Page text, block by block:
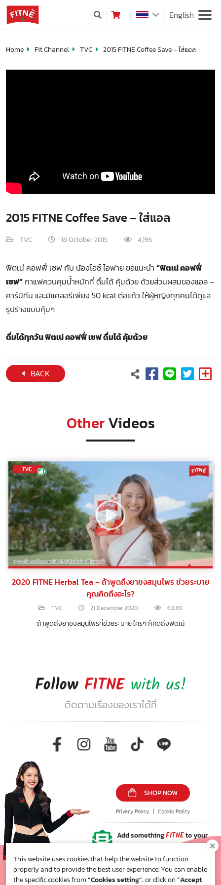
English
Home Fit Channel TVC 2015 FITNE Coffee Save – ใส่แอล
2015 FITNE Coffee Save – ใส่แอล
TVC 18 October 2015 4,195
ฟิตเน่ คอฟฟี่ เซฟ กับ น้องไอซ์ ไอฟาย ขอแนะนำ “ฟิตเน่ คอฟฟี่
เซฟ”กาแฟควบคุมน้ำหนักที่ ดื่มได้ คุ้มด้วย ด้วยส่วนผสมของแอล –
คาร์นิทีน และมีแคลอรีเพียง 50 kcal ต่อแก้ว ให้ผู้หญิงทุกคนได้ดูแล
รูปร่างแบบคุ้มๆ
ดื่มได้ทุกวัน ฟิตเน่ คอฟฟี่ เซฟ ดื่มได้ คุ้มด้วย
BACK
OtherVideos
2020 FITNE Herbal Tea – ถ้าพูดถึงยาชงสมุนไพร ช่วยระบาย
คุณคิดถึงอะไร?
TVC 21 December 2020 6,089
ถ้าพูดถึงยาชงสมุนไพรที่ช่วยระบาย ใครๆ ก็คิดถึงฟิตเน่
Follow FITNE with us!
ติดตามเรื่องของเราได้ที่
SHOP NOW
Privacy Policy | Cookie Policy
Add somethingFITNEto your
This website uses cookies that help the website to function
properly and to provide the best user experience. You can enable
the specific cookies from“Cookies setting”.or click on“Accept